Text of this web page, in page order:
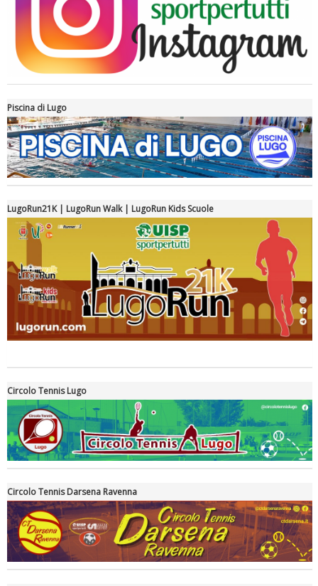
Luglio 2026: "Pensando con i piedi, si possono fare le
rivoluzioni"
Tiziano Pesce a Radio InBlu2000 traccia il bilancio della stagione
Ddl Lobby, Uisp: “Il Parlamento valorizzi le nostre specificità"
Piscina di Lugo
LugoRun21K | LugoRun Walk | LugoRun Kids Scuole
Circolo Tennis Lugo
Circolo Tennis Darsena Ravenna